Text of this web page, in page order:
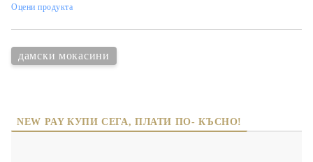
Оцени продукта
дамски мокасини
NEW PAY КУПИ СЕГА, ПЛАТИ ПО- КЪСНО!